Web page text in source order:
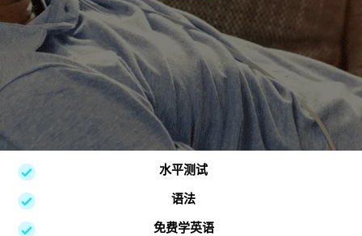
水平测试
语法
免费学英语